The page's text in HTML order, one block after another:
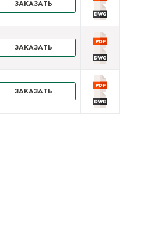
ЗАКАЗАТЬ
ЗАКАЗАТЬ
ЗАКАЗАТЬ